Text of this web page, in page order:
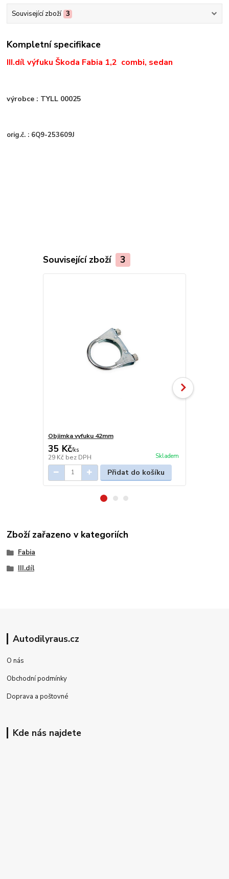
Související zboží 3
Kompletní specifikace
III.díl výfuku Škoda Fabia 1,2 combi, sedan
výrobce : TYLL 00025
orig.č. : 6Q9-253609J
Související zboží 3
Objimka vyfuku 42mm
35 Kč/ks
29 Kč bez DPH Skladem
Přidat do košíku
Zboží zařazeno v kategoriích
Fabia
III.díl
Autodilyraus.cz
O nás
Obchodní podmínky
Doprava a poštovné
Kde nás najdete